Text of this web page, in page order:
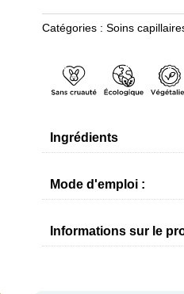
ENRICHI
À
D'ARGAN
ET
VERA
Catégories : Soins
Ingrédients
Mode d'emploi :
Informations sur le